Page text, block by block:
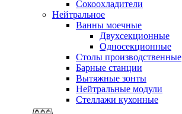
Сокоохладители
Нейтральное
Ванны моечные
Двухсекционные
Односекционные
Столы производственные
Барные станции
Вытяжные зонты
Нейтральные модули
Стеллажи кухонные